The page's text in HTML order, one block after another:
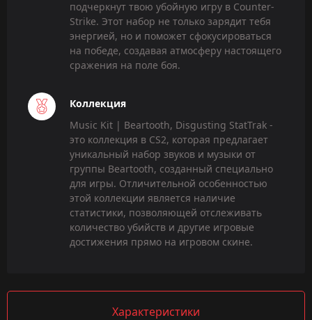
подчеркнут твою убойную игру в Counter-
Strike. Этот набор не только зарядит тебя
энергией, но и поможет сфокусироваться
на победе, создавая атмосферу настоящего
сражения на поле боя.
Коллекция
Music Kit | Beartooth, Disgusting StatTrak -
это коллекция в CS2, которая предлагает
уникальный набор звуков и музыки от
группы Beartooth, созданный специально
для игры. Отличительной особенностью
этой коллекции является наличие
статистики, позволяющей отслеживать
количество убийств и другие игровые
достижения прямо на игровом скине.
Характеристики